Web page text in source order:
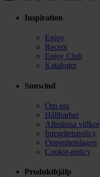
Inspiration
Enjoy
Recept
Enjoy Club
Kataloger
Sunwind
Om oss
Hållbarhet
Allmänna villkor
Integritetspolicy
Öppenhetslagen
Cookie-policy
Produkthjälp